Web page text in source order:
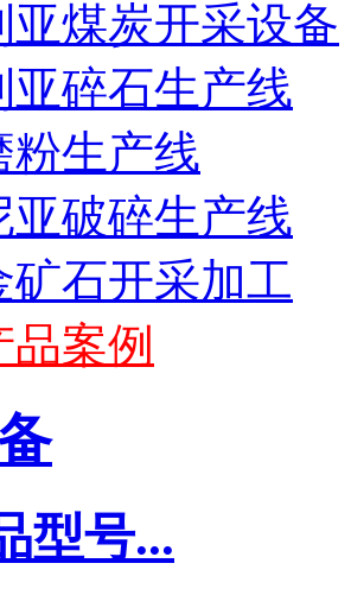
亚煤炭开采设备
亚碎石生产线
粉生产线
亚破碎生产线
矿石开采加工
案例
型号...